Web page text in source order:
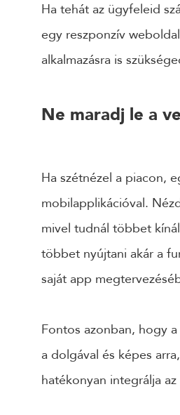
Ha tehát az ügyfeleid
egy reszponzív
alkalmazásra is
Ne maradj le a
Ha szétnézel a piacon,
mobilapplikációval.
mivel tudnál többet
többet nyújtani akár a
saját app
Fontos azonban, hogy
a dolgával és képes
hatékonyan integrálja